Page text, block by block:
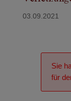
03.09.2021
Sie
für